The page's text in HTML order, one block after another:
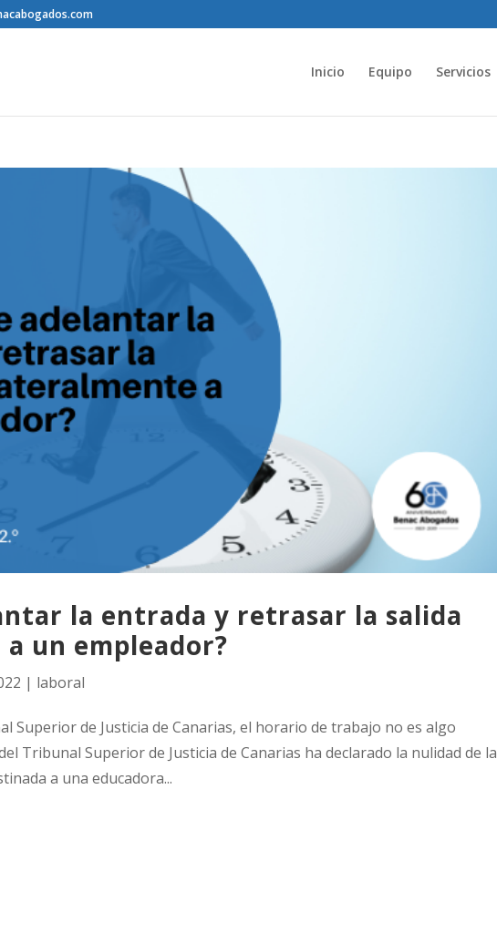
Inicio Equipo Servicios
la entrada y retrasar la salida
un empleador?
| laboral
Superior de Justicia de Canarias, el horario de trabajo no es algo
Tribunal Superior de Justicia de Canarias ha declarado la nulidad de la
a una educadora...